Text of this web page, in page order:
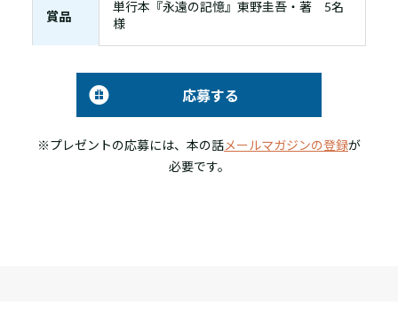
賞品
単行本『永遠の記憶』東野圭吾・著 5名
様
応募する
※プレゼントの応募には、本の話メールマガジンの登録が
必要です。